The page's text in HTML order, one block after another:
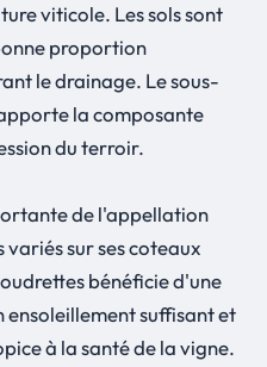
viticole. Les sols sont
proportion
le drainage. Le sous-
la composante
du terroir.
de l'appellation
sur ses coteaux
bénéficie d'une
suffisant et
à la santé de la vigne.